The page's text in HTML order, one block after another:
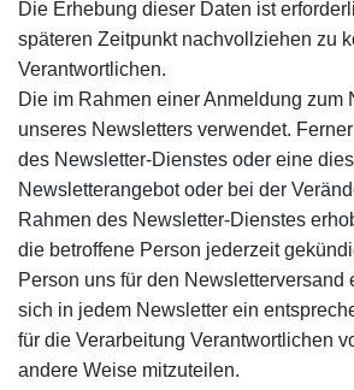
Die Erhebung dieser Daten ist
späteren Zeitpunkt nachvollziehen zu
Verantwortlichen.
Die im Rahmen einer Anmeldung
unseres Newsletters verwendet.
des Newsletter-Dienstes oder eine
Newsletterangebot oder bei der
Rahmen des Newsletter-Dienstes
die betroffene Person jederzeit
Person uns für den
sich in jedem Newsletter ein
für die Verarbeitung Verantwortlichen
andere Weise mitzuteilen.